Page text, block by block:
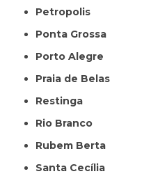
Petropolis
Ponta Grossa
Porto Alegre
Praia de Belas
Restinga
Rio Branco
Rubem Berta
Santa Cecília